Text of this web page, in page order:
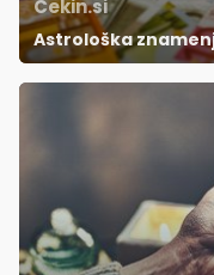
Cekin.si
Astrološka